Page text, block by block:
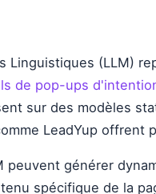
Linguistiques (LLM)
de pop-ups
sur des modèles
LeadYup offrent
peuvent générer
spécifique de la